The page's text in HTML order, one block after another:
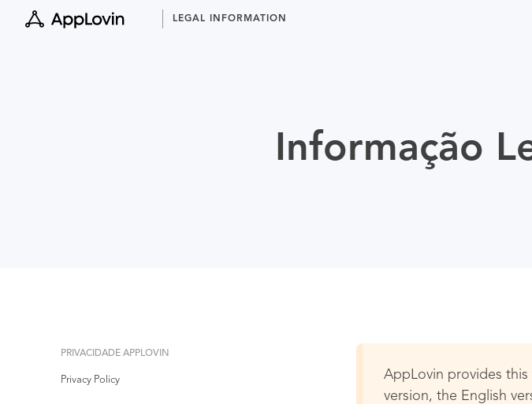
LEGAL INFORMATION
Informação
PRIVACIDADE APPLOVIN
Privacy Policy
AppLovin provides
version, the English